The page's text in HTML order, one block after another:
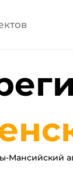
Мансийский